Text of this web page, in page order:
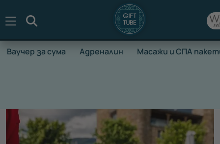
Ваучер за сума Адреналин Масажи и СПА